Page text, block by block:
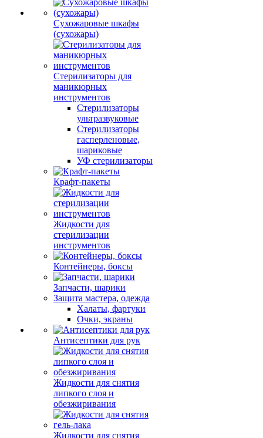
Сухожаровые шкафы
(сухожары)
Стерилизаторы для
маникюрных
инструментов
Стерилизаторы
ультразвуковые
Стерилизаторы
гасперленовые,
шариковые
УФ стерилизаторы
Крафт-пакеты
Жидкости для
стерилизации
инструментов
Контейнеры, боксы
Запчасти, шарики
Защита мастера, одежда
Халаты, фартуки
Очки, экраны
Антисептики для рук
Жидкости для снятия
липкого слоя и
обезжиривания
Жидкости для снятия